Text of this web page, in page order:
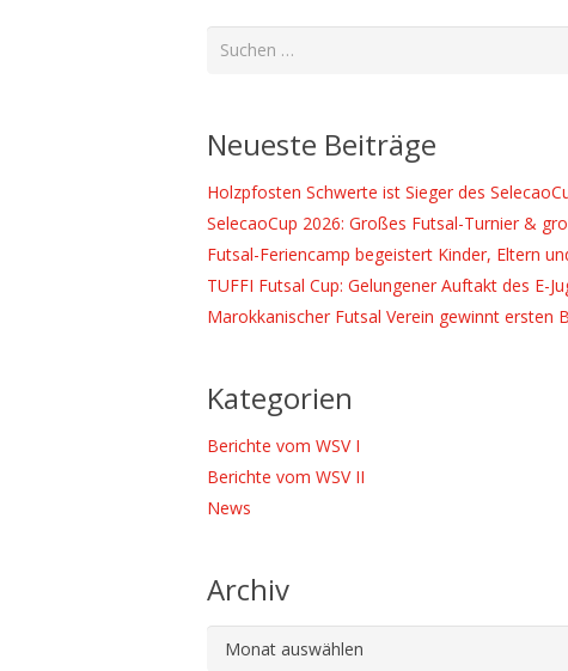
Suchen
Neueste Beiträge
Holzpfosten Schwerte ist Sieger des
SelecaoCup 2026: Großes Futsal-Turnier &
Futsal-Feriencamp begeistert Kinder, Eltern
TUFFI Futsal Cup: Gelungener Auftakt des E-
Marokkanischer Futsal Verein gewinnt ersten
Kategorien
Berichte vom WSV I
Berichte vom WSV II
News
Archiv